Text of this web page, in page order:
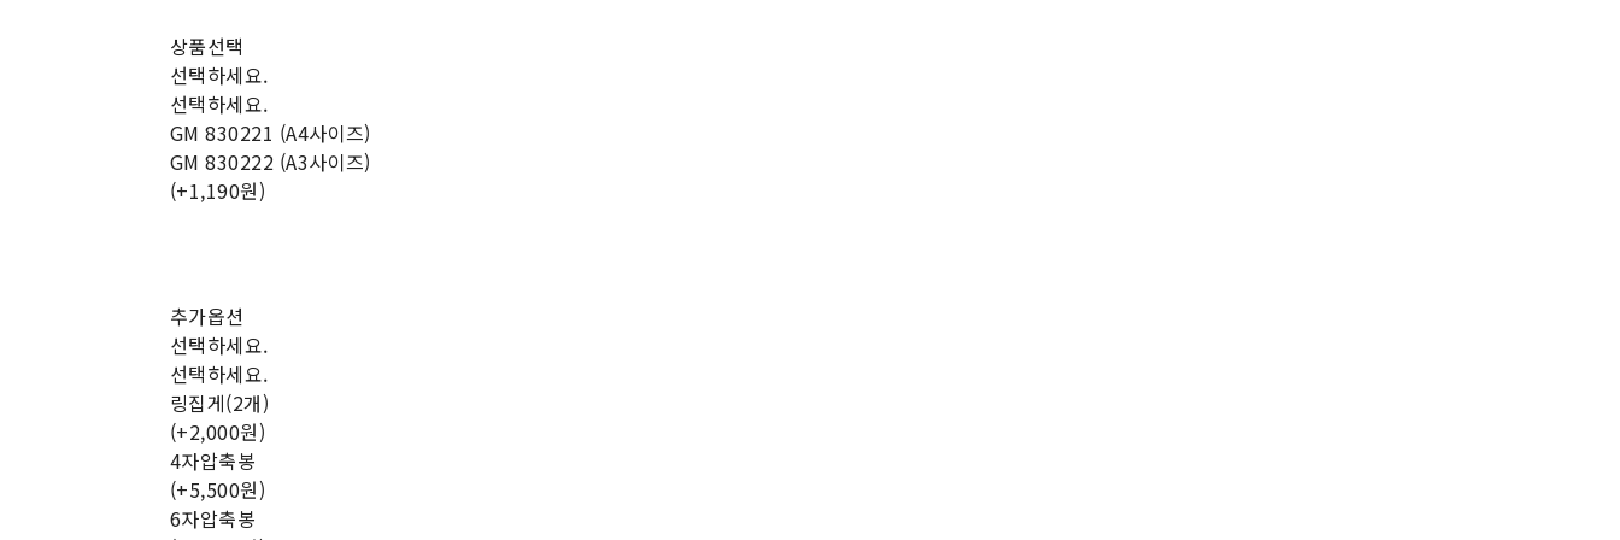
상품선택
선택하세요.
선택하세요.
GM 830221 (A4사이즈)
GM 830222 (A3사이즈)
(+1,190원)
추가옵션
선택하세요.
선택하세요.
링집게(2개)
(+2,000원)
4자압축봉
(+5,500원)
6자압축봉